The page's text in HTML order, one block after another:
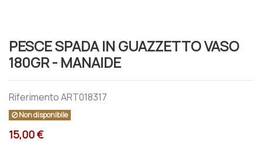
PESCE SPADA IN GUAZZETTO VASO
180GR - MANAIDE
RiferimentoART018317
Non disponibile
15,00 €